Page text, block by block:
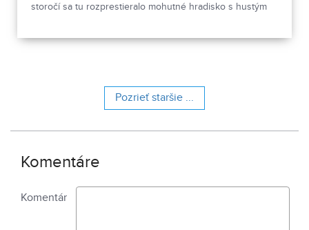
storočí sa tu rozprestieralo mohutné hradisko s hustým
Pozrieť staršie ...
Komentáre
Komentár